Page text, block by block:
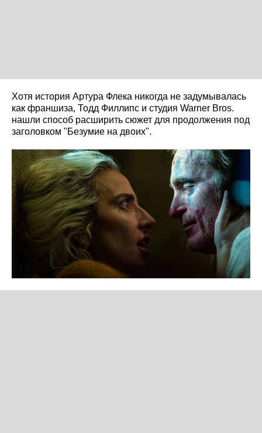
Хотя история Артура Флека никогда не задумывалась
как франшиза, Тодд Филлипс и студия Warner Bros.
нашли способ расширить сюжет для продолжения под
заголовком "Безумие на двоих".